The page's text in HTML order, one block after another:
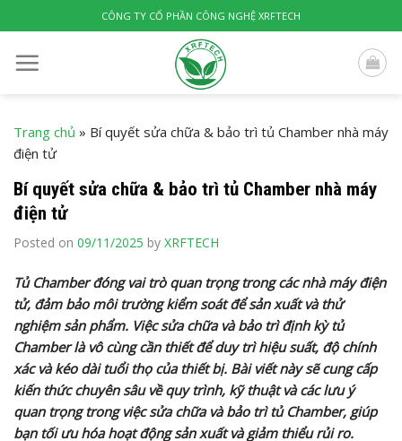
to
content
CÔNG TY CỔ PHẦN CÔNG NGHỆ XRFTECH
Trang chủ » Bí quyết sửa chữa & bảo trì tủ Chamber nhà máy
điện tử
Bí quyết sửa chữa & bảo trì tủ Chamber nhà máy
điện tử
Posted on 09/11/2025 by XRFTECH
Tủ Chamber đóng vai trò quan trọng trong các nhà máy điện
tử, đảm bảo môi trường kiểm soát để sản xuất và thử
nghiệm sản phẩm. Việc sửa chữa và bảo trì định kỳ tủ
Chamber là vô cùng cần thiết để duy trì hiệu suất, độ chính
xác và kéo dài tuổi thọ của thiết bị. Bài viết này sẽ cung cấp
kiến thức chuyên sâu về quy trình, kỹ thuật và các lưu ý
quan trọng trong việc sửa chữa và bảo trì tủ Chamber, giúp
bạn tối ưu hóa hoạt động sản xuất và giảm thiểu rủi ro.